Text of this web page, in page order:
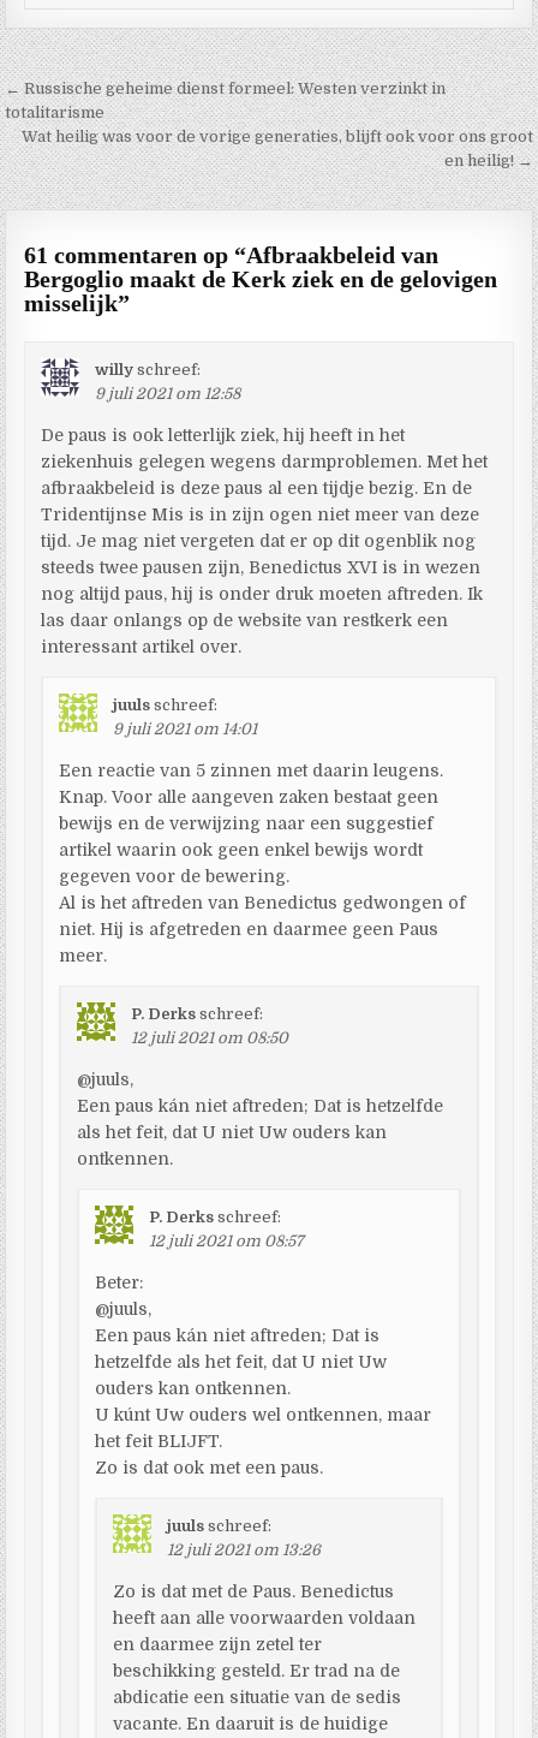
Berichtnavigatie
← Russische geheime dienst formeel: Westen verzinkt in
totalitarisme
Wat heilig was voor de vorige generaties, blijft ook voor ons groot
en heilig! →
61 commentaren op “Afbraakbeleid van
Bergoglio maakt de Kerk ziek en de gelovigen
misselijk”
willy schreef:
9 juli 2021 om 12:58
De paus is ook letterlijk ziek, hij heeft in het
ziekenhuis gelegen wegens darmproblemen. Met het
afbraakbeleid is deze paus al een tijdje bezig. En de
Tridentijnse Mis is in zijn ogen niet meer van deze
tijd. Je mag niet vergeten dat er op dit ogenblik nog
steeds twee pausen zijn, Benedictus XVI is in wezen
nog altijd paus, hij is onder druk moeten aftreden. Ik
las daar onlangs op de website van restkerk een
interessant artikel over.
juuls schreef:
9 juli 2021 om 14:01
Een reactie van 5 zinnen met daarin leugens.
Knap. Voor alle aangeven zaken bestaat geen
bewijs en de verwijzing naar een suggestief
artikel waarin ook geen enkel bewijs wordt
gegeven voor de bewering.
Al is het aftreden van Benedictus gedwongen of
niet. Hij is afgetreden en daarmee geen Paus
meer.
P. Derks schreef:
12 juli 2021 om 08:50
@juuls,
Een paus kán niet aftreden; Dat is hetzelfde
als het feit, dat U niet Uw ouders kan
ontkennen.
P. Derks schreef:
12 juli 2021 om 08:57
Beter:
@juuls,
Een paus kán niet aftreden; Dat is
hetzelfde als het feit, dat U niet Uw
ouders kan ontkennen.
U kúnt Uw ouders wel ontkennen, maar
het feit BLIJFT.
Zo is dat ook met een paus.
juuls schreef:
12 juli 2021 om 13:26
Zo is dat met de Paus. Benedictus
heeft aan alle voorwaarden voldaan
en daarmee zijn zetel ter
beschikking gesteld. Er trad na de
abdicatie een situatie van de sedis
vacante. En daaruit is de huidige